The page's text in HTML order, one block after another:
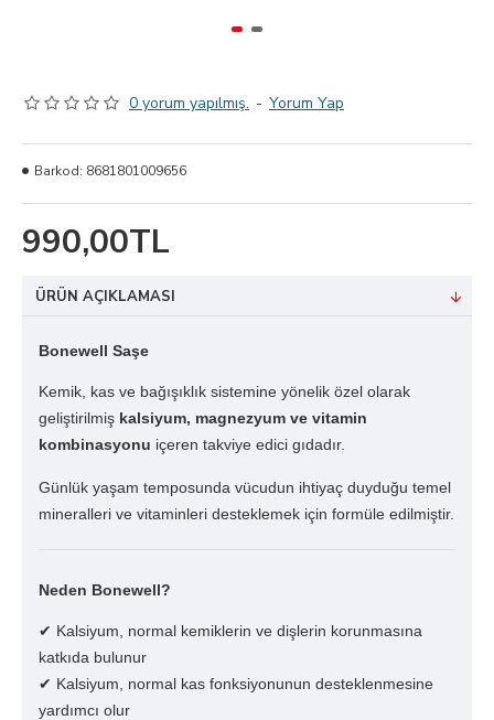
0 yorum yapılmış. - Yorum Yap
990,00TL
Barkod: 8681801009656
ÜRÜN AÇIKLAMASI
Bonewell Saşe
Kemik, kas ve bağışıklık sistemine yönelik özel olarak
geliştirilmiş kalsiyum, magnezyum ve vitamin
kombinasyonu içeren takviye edici gıdadır.
Günlük yaşam temposunda vücudun ihtiyaç duyduğu temel
mineralleri ve vitaminleri desteklemek için formüle edilmiştir.
Neden Bonewell?
✔ Kalsiyum, normal kemiklerin ve dişlerin korunmasına
katkıda bulunur
✔ Kalsiyum, normal kas fonksiyonunun desteklenmesine
yardımcı olur